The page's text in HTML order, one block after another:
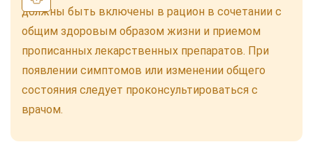
должны быть включены в рацион в сочетании с
общим здоровым образом жизни и приемом
прописанных лекарственных препаратов. При
появлении симптомов или изменении общего
состояния следует проконсультироваться с
врачом.